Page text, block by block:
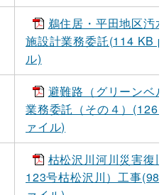
鵜住居・平田地区汚
施設計業務委託(114 KB
ル)
避難路（グリーンベ
業務委託（その４）(126
ァイル)
枯松沢川河川災害復
123号枯松沢川）工事